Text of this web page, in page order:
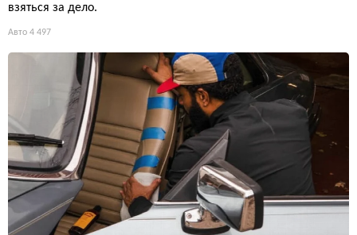
взяться за дело.
Авто 4 497